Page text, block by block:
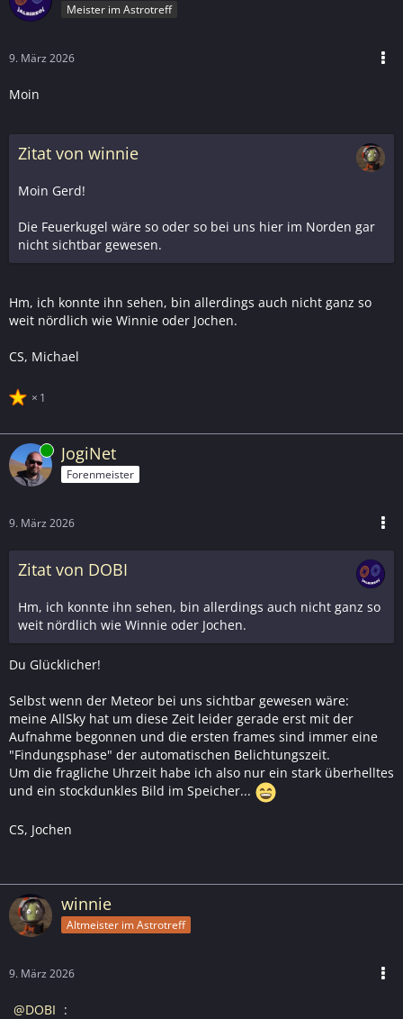
Meister im Astrotreff
9. März 2026
Moin
Zitat von winnie
Moin Gerd!
Die Feuerkugel wäre so oder so bei uns hier im Norden gar
nicht sichtbar gewesen.
Hm, ich konnte ihn sehen, bin allerdings auch nicht ganz so
weit nördlich wie Winnie oder Jochen.
CS, Michael
1
Online JogiNet
Forenmeister
9. März 2026
Zitat von DOBI
Hm, ich konnte ihn sehen, bin allerdings auch nicht ganz so
weit nördlich wie Winnie oder Jochen.
Du Glücklicher!
Selbst wenn der Meteor bei uns sichtbar gewesen wäre:
meine AllSky hat um diese Zeit leider gerade erst mit der
Aufnahme begonnen und die ersten frames sind immer eine
"Findungsphase" der automatischen Belichtungszeit.
Um die fragliche Uhrzeit habe ich also nur ein stark überhelltes
und ein stockdunkles Bild im Speicher...
CS, Jochen
winnie
Altmeister im Astrotreff
9. März 2026
DOBI :